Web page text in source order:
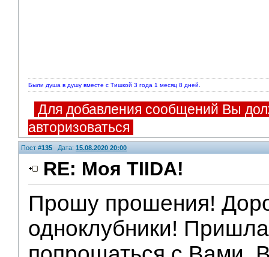
Были душа в душу вместе с Тишкой 3 года 1 месяц 8 дней.
Для добавления сообщений Вы
авторизоваться
Пост #135 Дата: 15.08.2020 20:00
RE: Моя TIIDA!
Прошу прошения!
одноклубники!